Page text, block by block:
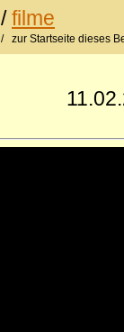
/filme
/ zur Startseite dieses